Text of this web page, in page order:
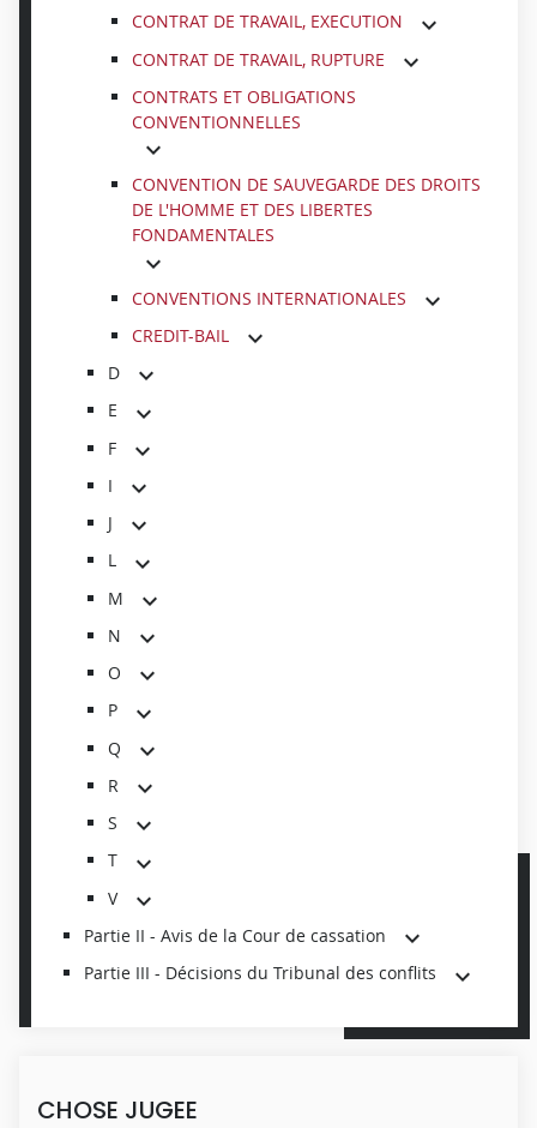
CONTRAT DE TRAVAIL, EXECUTION
CONTRAT DE TRAVAIL, RUPTURE
CONTRATS ET OBLIGATIONS
CONVENTIONNELLES
CONVENTION DE SAUVEGARDE DES DROITS
DE L'HOMME ET DES LIBERTES
FONDAMENTALES
CONVENTIONS INTERNATIONALES
CREDIT-BAIL
D
E
F
I
J
L
M
N
O
P
Q
R
S
T
V
Partie II - Avis de la Cour de cassation
Partie III - Décisions du Tribunal des conflits
CHOSE JUGEE